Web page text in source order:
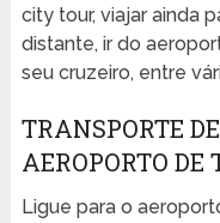
city tour, viajar ainda
distante, ir do
seu cruzeiro, entre
TRANSPORTE
AEROPORTO DE
Ligue para o